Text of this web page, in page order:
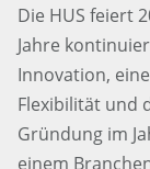
Die HUS feiert
Jahre
Innovation,
Flexibilität und
Gründung im
einem